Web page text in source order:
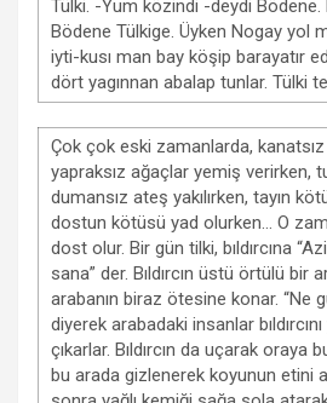
Tülki. -Yum közindi -deydi
Bödene Tülkige. Üyken Nogay yol
iyti-kusı man bay köşip barayatır
dört yagınnan abalap tunlar. Tülki
Çok çok eski zamanlarda,
yapraksız ağaçlar yemiş verirken,
dumansız ateş yakılırken, tayın
dostun kötüsü yad olurken… O
dost olur. Bir gün tilki, bıldırcına
sana” der. Bıldırcın üstü örtülü bir
arabanın biraz ötesine konar. “Ne
diyerek arabadaki insanlar
çıkarlar. Bıldırcın da uçarak oraya
bu arada gizlenerek koyunun etini